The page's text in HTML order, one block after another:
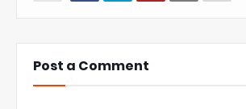
Post a Comment